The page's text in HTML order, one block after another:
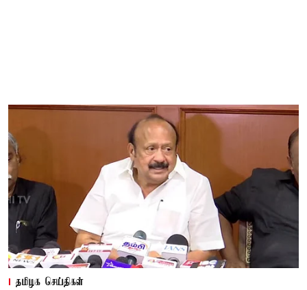
தமிழக செய்திகள்